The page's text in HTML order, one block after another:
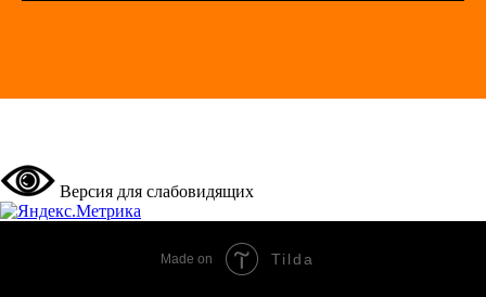
Версия для слабовидящих
Made on Tilda